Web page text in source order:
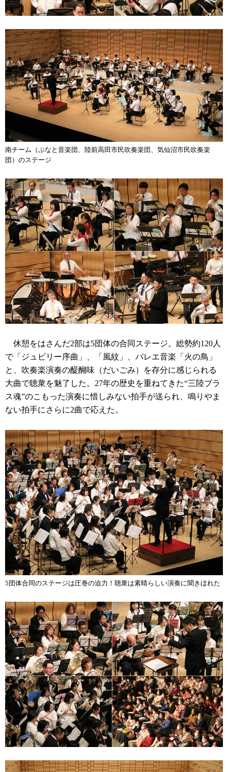
南チーム（ぷなと音楽団、陸前高田市民吹奏楽団、気仙沼市民吹奏楽
団）のステージ
休憩をはさんだ2部は5団体の合同ステージ。総勢約120人
で「ジュビリー序曲」、「風紋」、バレエ音楽「火の鳥」
と、吹奏楽演奏の醍醐味（だいごみ）を存分に感じられる
大曲で聴衆を魅了した。27年の歴史を重ねてきた“三陸ブラ
ス魂”のこもった演奏に惜しみない拍手が送られ、鳴りやま
ない拍手にさらに2曲で応えた。
5団体合同のステージは圧巻の迫力！聴衆は素晴らしい演奏に聞きほれた